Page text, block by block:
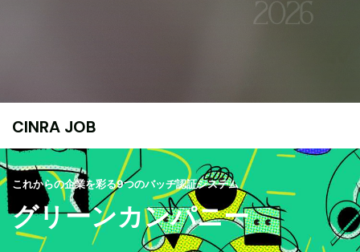
CINRA JOB
これからの企業を彩る9つのバッヂ認証システム
グリーンカンパニー